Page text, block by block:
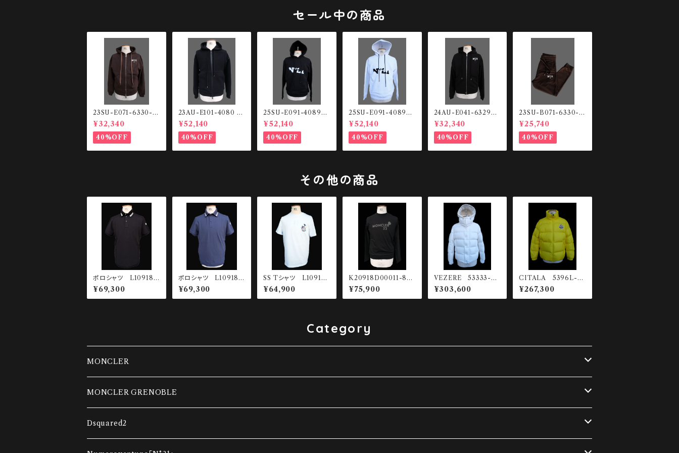
セール中の商品
23SU-E071-6330-2
344 スウェットHO
ODIE
¥32,340
40%OFF
23AU-E101-4080 ル
ーズフィット ジップアッ
プHOODIE
¥52,140
40%OFF
25SU-E091-4089-9
000 Front logo HO
ODIE
¥52,140
40%OFF
25SU-E091-4089-9
000 Front logo HO
ODIE
¥52,140
40%OFF
24AU-E041-6329
スウェットHOODIE
¥32,340
40%OFF
23SU-B071-6330-2
344 スウェットパン
ツ
¥25,740
40%OFF
その他の商品
ポロシャツ L10918A
00022-84720-999
¥69,300
ポロシャツ L10918A
00022-84720-78E
¥69,300
SS Tシャツ L10918
C00065-89AUG-00
A
¥64,900
K20918D00011-89
AUG-999 LS Tシャツ
¥75,900
VEZERE 53333-03
2 ショートダウンジャ
ケット
¥303,600
CITALA 5396L-14
0 ダウンジャケット
¥267,300
Category
MONCLER
ダウンベスト
コンビネーションカーディガン
MONCLER GRENOBLE
ダウンベスト
Dsquared2